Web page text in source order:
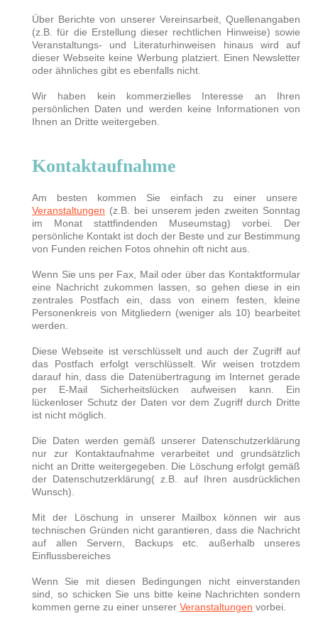
Über Berichte von unserer Vereinsarbeit, Quellenangaben
(z.B. für die Erstellung dieser rechtlichen Hinweise) sowie
Veranstaltungs- und Literaturhinweisen hinaus wird auf
dieser Webseite keine Werbung platziert. Einen Newsletter
oder ähnliches gibt es ebenfalls nicht.
Wir haben kein kommerzielles Interesse an Ihren
persönlichen Daten und werden keine Informationen von
Ihnen an Dritte weitergeben.
Kontaktaufnahme
Am besten kommen Sie einfach zu einer unsere
Veranstaltungen (z.B. bei unserem jeden zweiten Sonntag
im Monat stattfindenden Museumstag) vorbei. Der
persönliche Kontakt ist doch der Beste und zur Bestimmung
von Funden reichen Fotos ohnehin oft nicht aus.
Wenn Sie uns per Fax, Mail oder über das Kontaktformular
eine Nachricht zukommen lassen, so gehen diese in ein
zentrales Postfach ein, dass von einem festen, kleine
Personenkreis von Mitgliedern (weniger als 10) bearbeitet
werden.
Diese Webseite ist verschlüsselt und auch der Zugriff auf
das Postfach erfolgt verschlüsselt. Wir weisen trotzdem
darauf hin, dass die Datenübertragung im Internet gerade
per E-Mail Sicherheitslücken aufweisen kann. Ein
lückenloser Schutz der Daten vor dem Zugriff durch Dritte
ist nicht möglich.
Die Daten werden gemäß unserer Datenschutzerklärung
nur zur Kontaktaufnahme verarbeitet und grundsätzlich
nicht an Dritte weitergegeben. Die Löschung erfolgt gemäß
der Datenschutzerklärung( z.B. auf Ihren ausdrücklichen
Wunsch).
Mit der Löschung in unserer Mailbox können wir aus
technischen Gründen nicht garantieren, dass die Nachricht
auf allen Servern, Backups etc. außerhalb unseres
Einflussbereiches
Wenn Sie mit diesen Bedingungen nicht einverstanden
sind, so schicken Sie uns bitte keine Nachrichten sondern
kommen gerne zu einer unserer Veranstaltungen vorbei.